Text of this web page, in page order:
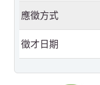
應徵方式
徵才日期